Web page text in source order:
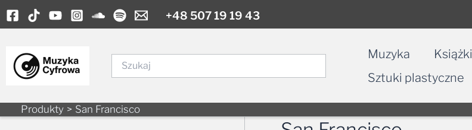
Skip
to
+48 507 19 19 43
Muzyka Książki
Sztuki plastyczne
Produkty San Francisco